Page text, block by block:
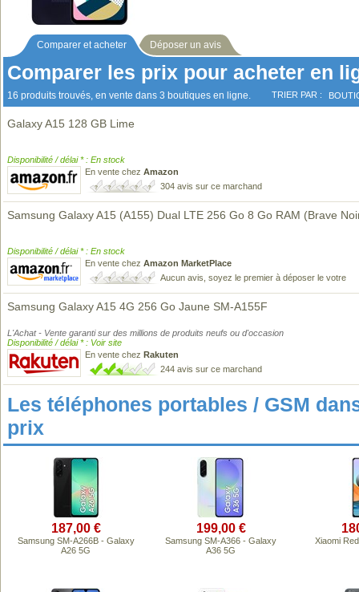
Comparer et acheter Déposer un avis
Comparer les prix pour acheter en
16 produits trouvés, en vente dans 3 boutiques en ligne. TRIER PAR :
Galaxy A15 128 GB Lime
Disponibilité / délai * : En stock
En vente chez Amazon
304 avis sur ce marchand
Samsung Galaxy A15 (A155) Dual LTE 256 Go 8 Go RAM (Brave
Disponibilité / délai * : En stock
En vente chez Amazon MarketPlace
Aucun avis, soyez le premier à déposer le votre
Samsung Galaxy A15 4G 256 Go Jaune SM-A155F
L'Achat - Vente garanti sur des millions de produits neufs ou d'occasion
Disponibilité / délai * : Voir site
En vente chez Rakuten
244 avis sur ce marchand
Les téléphones portables / GSM
prix
187,00 €
Samsung SM-A266B - Galaxy
A26 5G
199,00 €
Samsung SM-A366 - Galaxy
A36 5G
Xiaomi